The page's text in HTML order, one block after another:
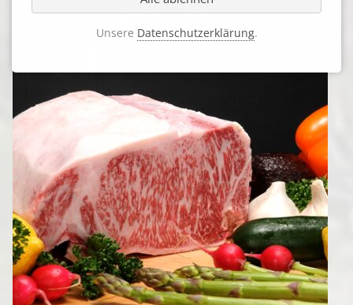
Haltung vonWagyu- Rindern?
Unsere Datenschutzerklärung.